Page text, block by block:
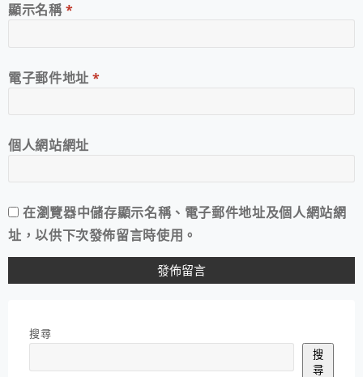
顯示名稱*
電子郵件地址*
個人網站網址
在瀏覽器中儲存顯示名稱、電子郵件地址及個人網站網
址，以供下次發佈留言時使用。
搜尋
搜
尋